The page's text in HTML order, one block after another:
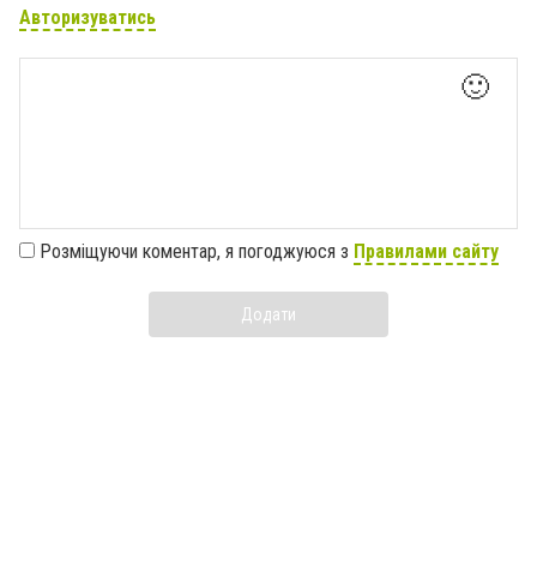
Авторизуватись
🙂
Розміщуючи коментар, я погоджуюся з Правилами сайту
Додати